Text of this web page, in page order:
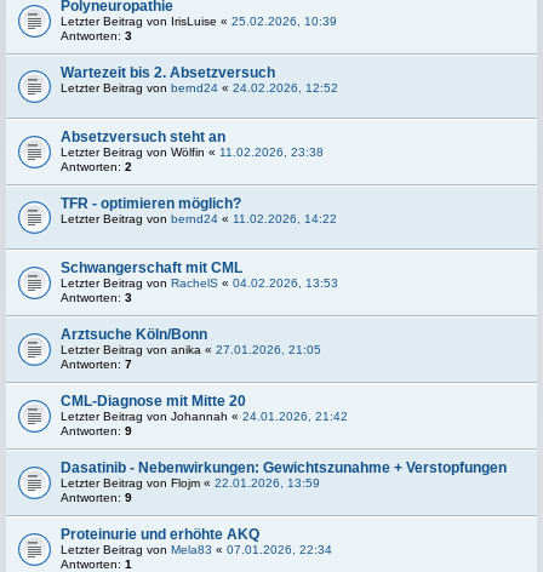
Polyneuropathie
Letzter Beitrag von IrisLuise « 25.02.2026, 10:39
Antworten: 3
Wartezeit bis 2. Absetzversuch
Letzter Beitrag von bernd24 « 24.02.2026, 12:52
Absetzversuch steht an
Letzter Beitrag von Wölfin « 11.02.2026, 23:38
Antworten: 2
TFR - optimieren möglich?
Letzter Beitrag von bernd24 « 11.02.2026, 14:22
Schwangerschaft mit CML
Letzter Beitrag von RachelS « 04.02.2026, 13:53
Antworten: 3
Arztsuche Köln/Bonn
Letzter Beitrag von anika « 27.01.2026, 21:05
Antworten: 7
CML-Diagnose mit Mitte 20
Letzter Beitrag von Johannah « 24.01.2026, 21:42
Antworten: 9
Dasatinib - Nebenwirkungen: Gewichtszunahme + Verstopfungen
Letzter Beitrag von Flojm « 22.01.2026, 13:59
Antworten: 9
Proteinurie und erhöhte AKQ
Letzter Beitrag von Mela83 « 07.01.2026, 22:34
Antworten: 1